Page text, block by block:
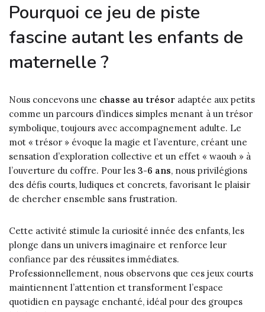
Pourquoi ce jeu de piste
fascine autant les enfants de
maternelle ?
Nous concevons une chasse au trésor adaptée aux petits
comme un parcours d’indices simples menant à un trésor
symbolique, toujours avec accompagnement adulte. Le
mot « trésor » évoque la magie et l’aventure, créant une
sensation d’exploration collective et un effet « waouh » à
l’ouverture du coffre. Pour les 3-6 ans, nous privilégions
des défis courts, ludiques et concrets, favorisant le plaisir
de chercher ensemble sans frustration.
Cette activité stimule la curiosité innée des enfants, les
plonge dans un univers imaginaire et renforce leur
confiance par des réussites immédiates.
Professionnellement, nous observons que ces jeux courts
maintiennent l’attention et transforment l’espace
quotidien en paysage enchanté, idéal pour des groupes